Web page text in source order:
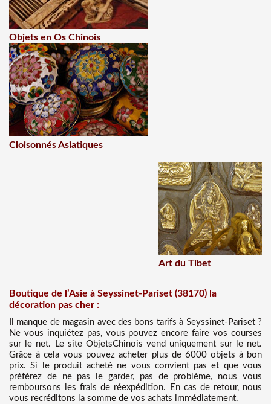
Objets en Os Chinois
Cloisonnés Asiatiques
Art du Tibet
Boutique de l’Asie à Seyssinet-Pariset (38170) la
décoration pas cher :
Il manque de magasin avec des bons tarifs à Seyssinet-Pariset ?
Ne vous inquiétez pas, vous pouvez encore faire vos courses
sur le net. Le site ObjetsChinois vend uniquement sur le net.
Grâce à cela vous pouvez acheter plus de 6000 objets à bon
prix. Si le produit acheté ne vous convient pas et que vous
préférez de ne pas le garder, pas de problème, nous vous
remboursons les frais de réexpédition. En cas de retour, nous
vous recréditons la somme de vos achats immédiatement.